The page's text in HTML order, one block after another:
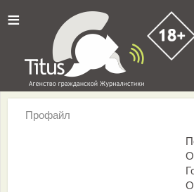
≡
Профайл
О